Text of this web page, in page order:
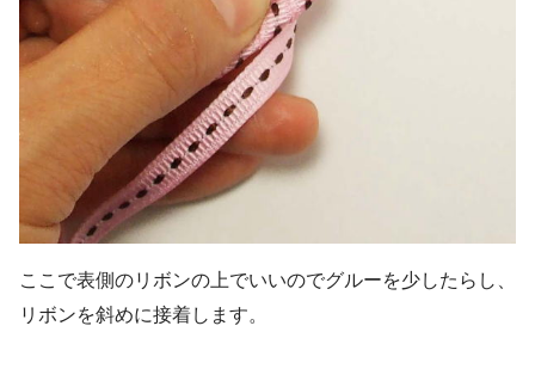
ここで表側のリボンの上でいいのでグルーを少したらし、
リボンを斜めに接着します。